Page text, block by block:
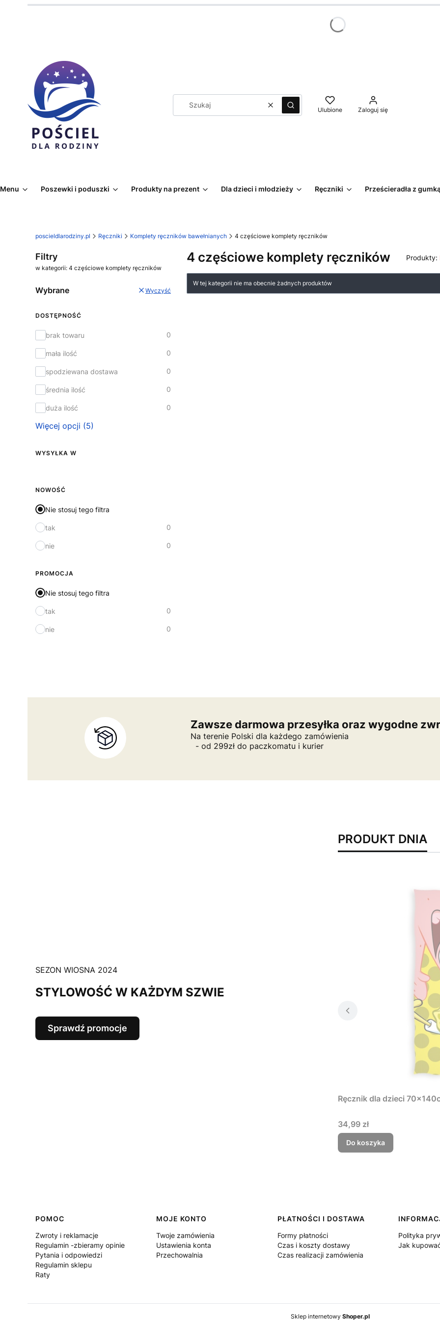
WyczyśćSzukaj Ulubione Zaloguj się
Menu Poszewki i poduszki Produkty na prezent Dla dzieci i młodzieży Ręczniki Prześcieradła z
poscieldlarodziny.pl Ręczniki Komplety ręczników bawełnianych 4 częściowe komplety ręczników
Filtry
w kategorii: 4 częściowe komplety ręczników
Wybrane Wyczyść
DOSTĘPNOŚĆ
Dostępność
brak towaru 0
mała ilość 0
spodziewana dostawa 0
średnia ilość 0
duża ilość 0
Więcej opcji (5)
WYSYŁKA W
NOWOŚĆ
Nie stosuj tego filtra
tak 0
nie 0
PROMOCJA
Nie stosuj tego filtra
tak 0
nie 0
4 częściowe komplety ręczników Produkty:
Lista produktów
W tej kategorii nie ma obecnie żadnych produktów
Zawsze darmowa przesyłka oraz wygodne
Na terenie Polski dla każdego zamówienia
- od 299zł do paczkomatu i kurier
SEZON WIOSNA 2024
STYLOWOŚĆ W KAŻDYM SZWIE
Sprawdź promocje
PRODUKT DNIA
Ręcznik dla dzieci
Cena
34,99 zł
Do koszyka
Linki w stopce
POMOC
Zwroty i reklamacje
Regulamin -zbieramy opinie
Pytania i odpowiedzi
Regulamin sklepu
Raty
MOJE KONTO
Twoje zamówienia
Ustawienia konta
Przechowalnia
PŁATNOŚCI I DOSTAWA
Formy płatności
Czas i koszty dostawy
Czas realizacji zamówienia
Polityka
Jak
Sklep internetowy Shoper.pl